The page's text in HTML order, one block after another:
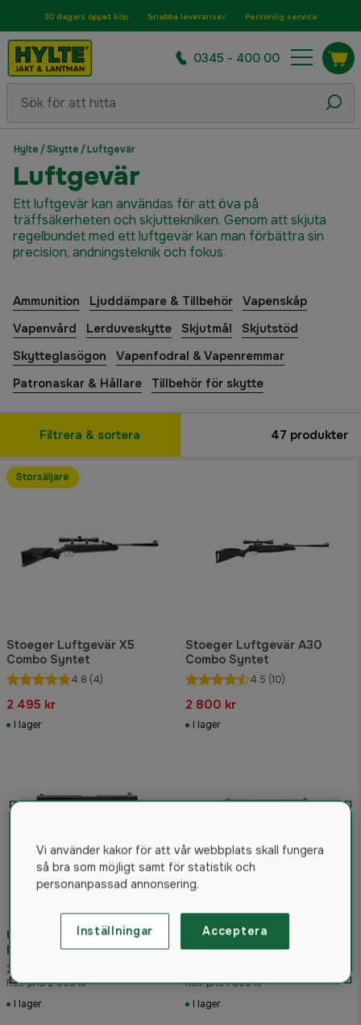
30 dagars öppet köp Snabba leveranser Personlig service
0345 - 400 00
Hylte /Skytte /Luftgevär
Luftgevär
Ett luftgevär kan användas för att öva på
träffsäkerheten och skjuttekniken. Genom att skjuta
regelbundet med ett luftgevär kan man förbättra sin
precision, andningsteknik och fokus.
Ammunition Ljuddämpare & Tillbehör Vapenskåp
Vapenvård
Lerduveskytte Skjutmål
Skjutstöd
Skytteglasögon
Vapenfodral & Vapenremmar
Patronaskar & Hållare
Tillbehör för skytte
Filtrera & sortera 47 produkter
Stoeger Luftgevär X5
Combo Syntet
4.8 (4)
2 495 kr
I lager
Storsäljare
Stoeger Luftgevär A30
Combo Syntet
4.5 (10)
2 800 kr
I lager
Umarex Glock 17
Kolsyrepistol
2 380 kr
Rek. pris 2 995 kr
I lager
Glock 19 Gen4 MOS CO2
Luftpistol 4,5mm BB
Rek. pris 1 895 kr
I lager
Vi använder kakor för att vår webbplats skall fungera
så bra som möjligt samt för statistik och
personanpassad annonsering.
Inställningar Acceptera